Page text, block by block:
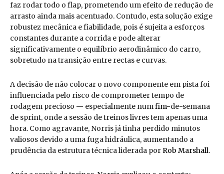
faz rodar todo o flap, prometendo um efeito de redução de
arrasto ainda mais acentuado. Contudo, esta solução exige
robustez mecânica e fiabilidade, pois é sujeita a esforços
constantes durante a corrida e pode alterar
significativamente o equilíbrio aerodinâmico do carro,
sobretudo na transição entre rectas e curvas.
A decisão de não colocar o novo componente em pista foi
influenciada pelo risco de comprometer tempo de
rodagem precioso — especialmente numfim-de-semana
de sprint, onde a sessão de treinos livres tem apenas uma
hora. Como agravante, Norris já tinha perdido minutos
valiosos devido a uma fuga hidráulica, aumentando a
prudência da estrutura técnica liderada porRob Marshall.